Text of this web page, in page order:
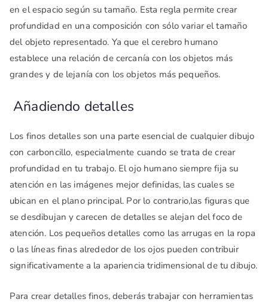
en el espacio según su tamaño. Esta regla permite crear
profundidad en una composición con sólo variar el tamaño
del objeto representado. Ya que el cerebro humano
establece una relación de cercanía con los objetos más
grandes y de lejanía con los objetos más pequeños.
Añadiendo detalles
Los finos detalles son una parte esencial de cualquier dibujo
con carboncillo, especialmente cuando se trata de crear
profundidad en tu trabajo. El ojo humano siempre fija su
atención en las imágenes mejor definidas, las cuales se
ubican en el plano principal. Por lo contrario,las figuras que
se desdibujan y carecen de detalles se alejan del foco de
atención. Los pequeños detalles como las arrugas en la ropa
o las líneas finas alrededor de los ojos pueden contribuir
significativamente a la apariencia tridimensional de tu dibujo.
Para crear detalles finos, deberás trabajar con herramientas